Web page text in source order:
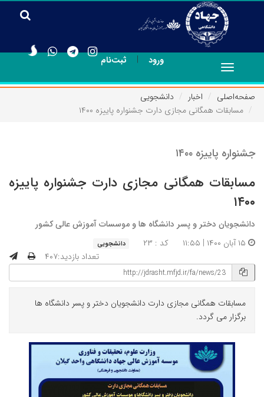
ورود | ثبت‌نام
Toggle
navigation
صفحه‌اصلی
اخبار
دانشجویی
مسابقات همگانی مجازی دارت جشنواره پاییزه ۱۴۰۰
جشنواره پاییزه ۱۴۰۰
مسابقات همگانی مجازی دارت جشنواره پاییزه
۱۴۰۰
دانشجویان دختر و پسر دانشگاه ها و موسسات آموزش عالی کشور
کد : ۲۳ دانشجویی
تعداد بازدید:۴۰۷
مسابقات همگانی مجازی دارت دانشجویان دختر و پسر دانشگاه ها
برگزار می گردد.